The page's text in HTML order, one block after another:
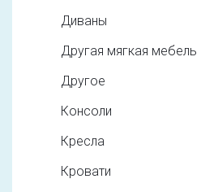
Диваны
Другая мягкая мебель
Другое
Консоли
Кресла
Кровати